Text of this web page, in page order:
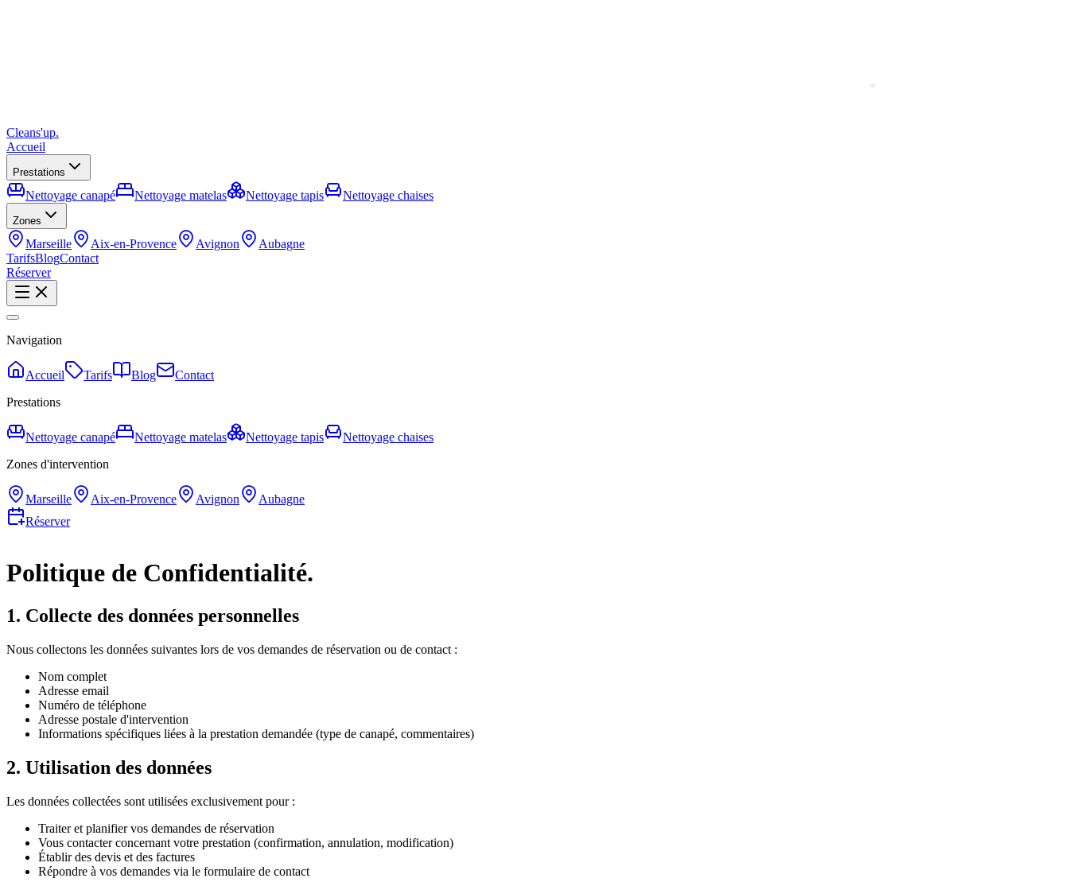
Cleans'up.
Accueil
Prestations
Nettoyage canapé Nettoyage matelas Nettoyage tapis Nettoyage chaises
Zones
Marseille Aix-en-Provence Avignon
Aubagne
TarifsBlogContact
Réserver
Navigation
Accueil Tarifs Blog
Contact
Prestations
Nettoyage canapé Nettoyage matelas Nettoyage tapis
Nettoyage chaises
Zones d'intervention
Marseille Aix-en-Provence Avignon
Aubagne
Réserver
Politique de Confidentialité.
1. Collecte des données personnelles
Nous collectons les données suivantes lors de vos demandes de réservation ou de contact :
Nom complet
Adresse email
Numéro de téléphone
Adresse postale d'intervention
Informations spécifiques liées à la prestation demandée (type de canapé, commentaires)
2. Utilisation des données
Les données collectées sont utilisées exclusivement pour :
Traiter et planifier vos demandes de réservation
Vous contacter concernant votre prestation (confirmation, annulation, modification)
Établir des devis et des factures
Répondre à vos demandes via le formulaire de contact